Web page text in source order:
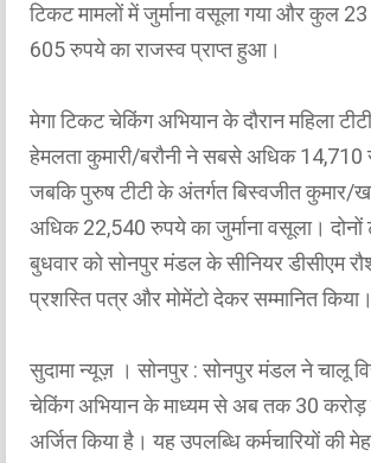
टिकट मामलों में जुर्माना वसूला गया और कुल
605 रुपये का राजस्व प्राप्त हुआ।
मेगा टिकट चेकिंग अभियान के दौरान महिला
हेमलता कुमारी/बरौनी ने सबसे अधिक
जबकि पुरुष टीटी के अंतर्गत बिस्वजीत कुमार/
अधिक 22,540 रुपये का जुर्माना वसूला। दोनों
बुधवार को सोनपुर मंडल के सीनियर डीसीएम
प्रशस्ति पत्र और मोमेंटो देकर सम्मानित किया।
सुदामा न्यूज़ । सोनपुर : सोनपुर मंडल ने चालू
चेकिंग अभियान के माध्यम से अब तक 30 करोड़
अर्जित किया है। यह उपलब्धि कर्मचारियों की